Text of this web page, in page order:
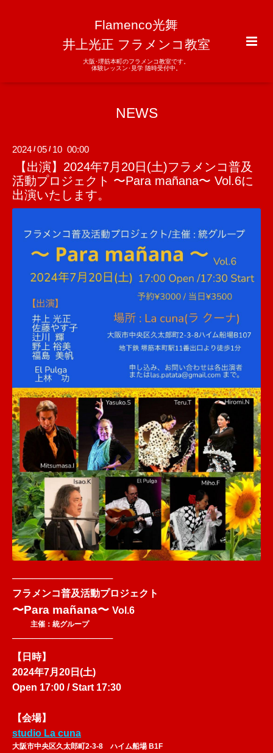
Flamenco光舞
井上光正 フラメンコ教室
大阪･堺筋本町のフラメンコ教室です。
体験レッスン･見学 随時受付中。
NEWS
2024 /05 / 10 00:00
【出演】2024年7月20日(土)フラメンコ普及
活動プロジェクト 〜Para mañana〜 Vol.6に
出演いたします。
───────────────
フラメンコ普及活動プロジェクト
〜Para mañana〜 Vol.6
主催：統グループ
───────────────
【日時】
2024年7月20日(土)
Open 17:00 / Start 17:30
【会場】
studio La cuna
大阪市中央区久太郎町2-3-8 ハイム船場 B1F